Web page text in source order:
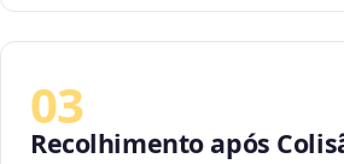
03
Recolhimento após